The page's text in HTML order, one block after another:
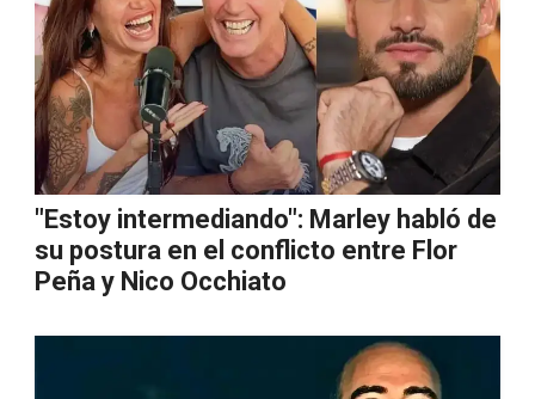
"Estoy intermediando": Marley habló de
su postura en el conflicto entre Flor
Peña y Nico Occhiato